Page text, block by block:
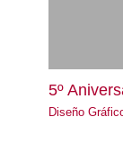
5º
Diseño